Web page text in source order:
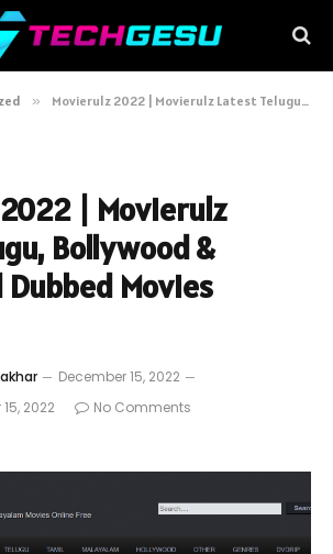
» Movierulz 2022 | Movierulz Latest Telugu, Bollywood & Hollywood Dubbed Movies Download
| Movierulz
Bollywood &
Movies
December 15, 2022
2022
No Comments